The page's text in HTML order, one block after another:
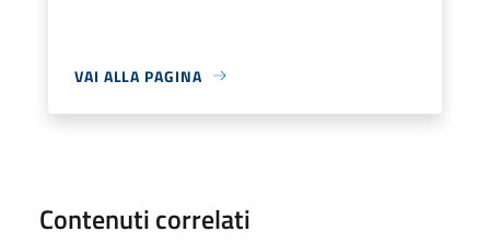
VAI ALLA PAGINA
Contenuti correlati